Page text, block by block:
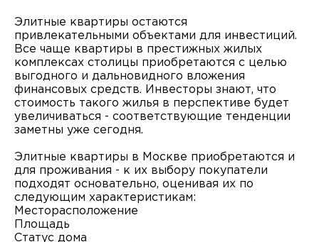
Элитные квартиры остаются
привлекательными объектами для инвестиций.
Все чаще квартиры в престижных жилых
комплексах столицы приобретаются с целью
выгодного и дальновидного вложения
финансовых средств. Инвесторы знают, что
стоимость такого жилья в перспективе будет
увеличиваться - соответствующие тенденции
заметны уже сегодня.
Элитные квартиры в Москве приобретаются и
для проживания - к их выбору покупатели
подходят основательно, оценивая их по
следующим характеристикам:
Месторасположение
Площадь
Статус дома